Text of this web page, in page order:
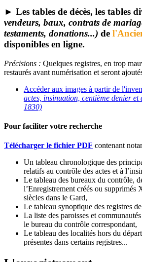
► Les tables de décès, les tables
vendeurs, baux, contrats de
testaments, donations...) de
disponibles en ligne.
Précisions : Quelques registres, en trop
restaurés avant numérisation et seront
Accéder aux images à partir de
actes, insinuation, centième denier
1830)
Pour faciliter votre recherche
Télécharger le fichier PDF contenant
Un tableau chronologique des
relatifs au contrôle des actes et à
Le tableau des bureaux du contrôle,
l’Enregistrement créés ou
siècles dans le Gard,
Le tableau synoptique des registres
La liste des paroisses et
le bureau du contrôle correspondant,
Le tableau des localités hors du
présentes dans certains registres...